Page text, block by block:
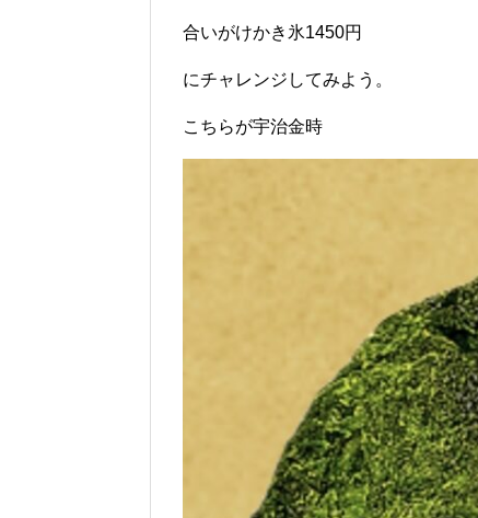
合いがけかき氷1450円
にチャレンジしてみよう。
こちらが宇治金時